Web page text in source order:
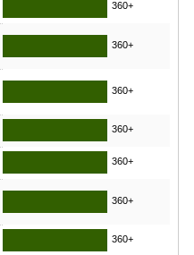
360+
360+
360+
360+
360+
360+
360+